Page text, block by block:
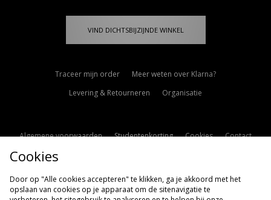
VIND DICHTSBIJZIJNDE WINKEL
Traceer mijn order
Meer weten over Klarna?
Levering & Retourneren
Organisatie
Algemene voorwaarden Studentenkorting Cookies
Contact
Cookie Instellingen
Cookies
Door op "Alle cookies accepteren" te klikken, ga je akkoord met het
opslaan van cookies op je apparaat om de sitenavigatie te